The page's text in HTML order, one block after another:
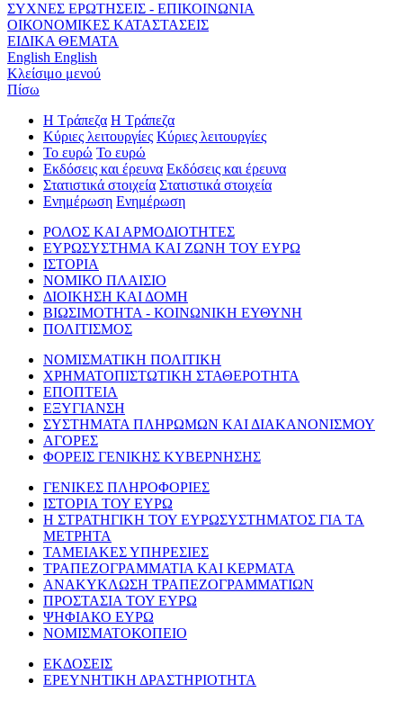
ΣΥΧΝΕΣ ΕΡΩΤΗΣΕΙΣ - ΕΠΙΚΟΙΝΩΝΙΑ
ΟΙΚΟΝΟΜΙΚΕΣ ΚΑΤΑΣΤΑΣΕΙΣ
ΕΙΔΙΚΑ ΘΕΜΑΤΑ
English English
Κλείσιμο μενού
Πίσω
Η Τράπεζα Η Τράπεζα
Κύριες λειτουργίες Κύριες λειτουργίες
Το ευρώ Το ευρώ
Εκδόσεις και έρευνα Εκδόσεις και έρευνα
Στατιστικά στοιχεία Στατιστικά στοιχεία
Ενημέρωση Ενημέρωση
ΡΟΛΟΣ ΚΑΙ ΑΡΜΟΔΙΟΤΗΤΕΣ
ΕΥΡΩΣΥΣΤΗΜΑ ΚΑΙ ΖΩΝΗ ΤΟΥ ΕΥΡΩ
ΙΣΤΟΡΙΑ
ΝΟΜΙΚΟ ΠΛΑΙΣΙΟ
ΔΙΟΙΚΗΣΗ ΚΑΙ ΔΟΜΗ
ΒΙΩΣΙΜΟΤΗΤΑ - ΚΟΙΝΩΝΙΚΗ ΕΥΘΥΝΗ
ΠΟΛΙΤΙΣΜΟΣ
ΝΟΜΙΣΜΑΤΙΚΗ ΠΟΛΙΤΙΚΗ
ΧΡΗΜΑΤΟΠΙΣΤΩΤΙΚΗ ΣΤΑΘΕΡΟΤΗΤΑ
ΕΠΟΠΤΕΙΑ
ΕΞΥΓΙΑΝΣΗ
ΣΥΣΤΗΜΑΤΑ ΠΛΗΡΩΜΩΝ ΚΑΙ ΔΙΑΚΑΝΟΝΙΣΜΟΥ
ΑΓΟΡΕΣ
ΦΟΡΕΙΣ ΓΕΝΙΚΗΣ ΚΥΒΕΡΝΗΣΗΣ
ΓΕΝΙΚΕΣ ΠΛΗΡΟΦΟΡΙΕΣ
ΙΣΤΟΡΙΑ ΤΟΥ ΕΥΡΩ
Η ΣΤΡΑΤΗΓΙΚΗ ΤΟΥ ΕΥΡΩΣΥΣΤΗΜΑΤΟΣ ΓΙΑ ΤΑ
ΜΕΤΡΗΤΑ
ΤΑΜΕΙΑΚΕΣ ΥΠΗΡΕΣΙΕΣ
ΤΡΑΠΕΖΟΓΡΑΜΜΑΤΙΑ ΚΑΙ ΚΕΡΜΑΤΑ
ΑΝΑΚΥΚΛΩΣΗ ΤΡΑΠΕΖΟΓΡΑΜΜΑΤΙΩΝ
ΠΡΟΣΤΑΣΙΑ ΤΟΥ ΕΥΡΩ
ΨΗΦΙΑΚΟ ΕΥΡΩ
ΝΟΜΙΣΜΑΤΟΚΟΠΕΙΟ
ΕΚΔΟΣΕΙΣ
ΕΡΕΥΝΗΤΙΚΗ ΔΡΑΣΤΗΡΙΟΤΗΤΑ